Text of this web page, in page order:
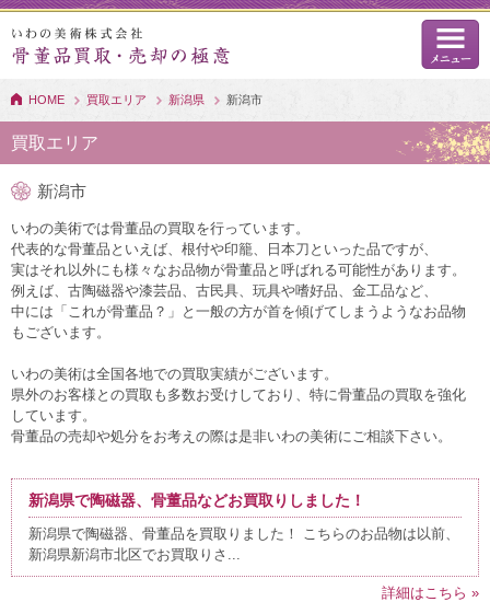
HOME 買取エリア 新潟県 新潟市
買取エリア
新潟市
いわの美術では骨董品の買取を行っています。
代表的な骨董品といえば、根付や印籠、日本刀といった品ですが、
実はそれ以外にも様々なお品物が骨董品と呼ばれる可能性があります。
例えば、古陶磁器や漆芸品、古民具、玩具や嗜好品、金工品など、
中には「これが骨董品？」と一般の方が首を傾げてしまうようなお品物
もございます。
いわの美術は全国各地での買取実績がございます。
県外のお客様との買取も多数お受けしており、特に骨董品の買取を強化
しています。
骨董品の売却や処分をお考えの際は是非いわの美術にご相談下さい。
新潟県で陶磁器、骨董品などお買取りしました！
新潟県で陶磁器、骨董品を買取りました！ こちらのお品物は以前、
新潟県新潟市北区でお買取りさ...
詳細はこちら »